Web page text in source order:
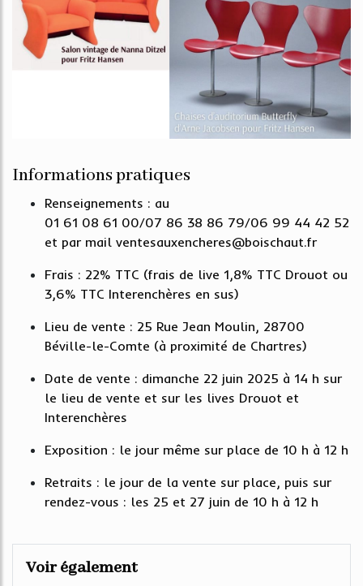
Informations pratiques
Renseignements : au
01 61 08 61 00/07 86 38 86 79/06 99 44 42 52
et par mail ventesauxencheres@boischaut.fr
Frais : 22% TTC (frais de live 1,8% TTC Drouot ou
3,6% TTC Interenchères en sus)
Lieu de vente : 25 Rue Jean Moulin, 28700
Béville-le-Comte (à proximité de Chartres)
Date de vente : dimanche 22 juin 2025 à 14 h sur
le lieu de vente et sur les lives Drouot et
Interenchères
Exposition : le jour même sur place de 10 h à 12 h
Retraits : le jour de la vente sur place, puis sur
rendez-vous : les 25 et 27 juin de 10 h à 12 h
Voir également